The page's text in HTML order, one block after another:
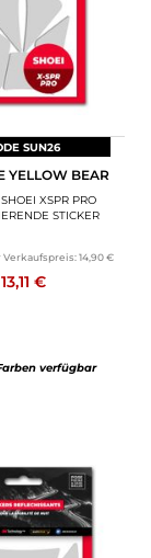
SUN26
YELLOW BEAR
XSPR PRO
STICKER
14,90 €
13,11 €
verfügbar